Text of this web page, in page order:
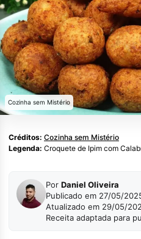
Cozinha sem Mistério
Créditos: Cozinha sem Mistério
Legenda: Croquete de Ipim com
Por Daniel Oliveira
Publicado em 27/05/
Atualizado em 29/05/
Receita adaptada para